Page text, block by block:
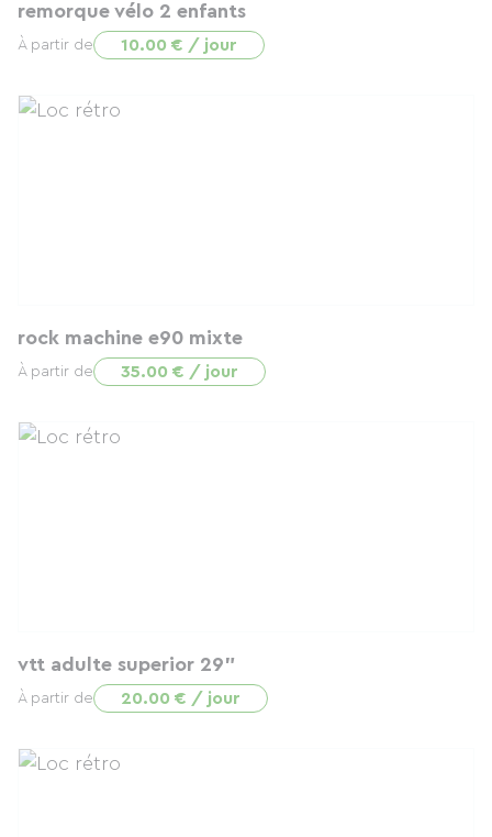
remorque vélo 2 enfants
À partir de 10.00 € / jour
rock machine e90 mixte
À partir de 35.00 € / jour
vtt adulte superior 29"
À partir de 20.00 € / jour